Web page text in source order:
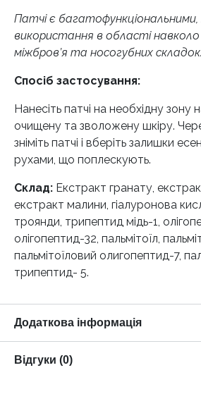
Патчі є багатофункціональними,
використання в області навколо
міжбров’я та носогубних складок.
Спосіб застосування:
Нанесіть патчі на необхідну зону
очищену та зволожену шкіру.
зніміть патчі і вберіть залишки
рухами, що поплескують.
Склад: Екстракт гранату,
екстракт малини, гіалуронова
троянди, трипептид мідь-1,
олігопептид-32, пальмітоїл,
пальмітоїловий олигопептид-7,
трипептид- 5.
Додаткова інформація
Відгуки (0)